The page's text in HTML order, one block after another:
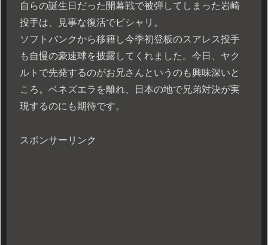
自らの誕生日だった開幕戦で被弾してしまった岩崎
投手は、見事な復活でピシャリ。
ソフトバンクから移籍し今季初登板のスアレス投手
も自慢の豪速球を披露してくれました。今日、ヤク
ルトで先発するのがお兄さんというのも興味深いと
ころ。ベネズエラを離れ、日本の地で兄弟対決が実
現するのにも期待です。
スポンサーリンク